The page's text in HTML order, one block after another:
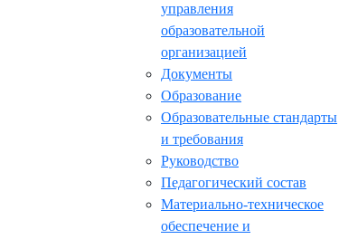
управления
образовательной
организацией
Документы
Образование
Образовательные стандарты
и требования
Руководство
Педагогический состав
Материально-техническое
обеспечение и